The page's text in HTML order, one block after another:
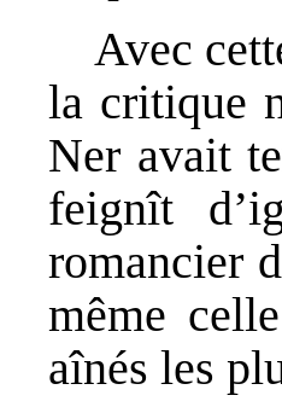
Avec
la critique
Ner avait
feignît
romancier
même
aînés les